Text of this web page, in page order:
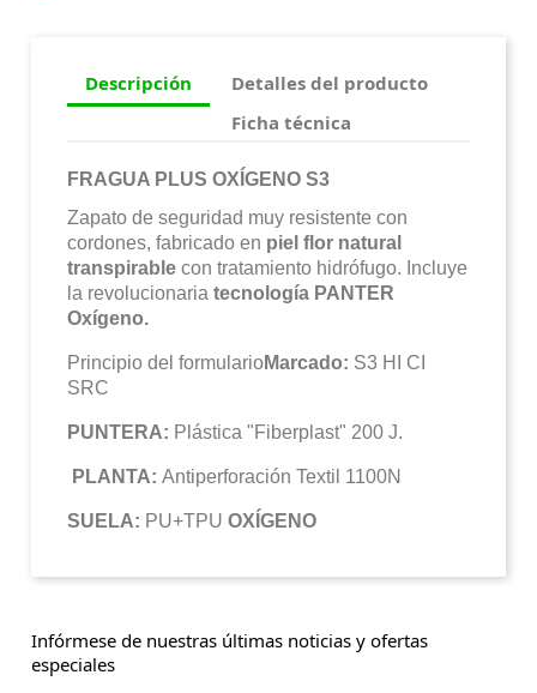
Descripción
Detalles del producto
Ficha técnica
FRAGUA PLUS OXÍGENO S3
Zapato de seguridad muy resistente con
cordones, fabricado en piel flor natural
transpirable con tratamiento hidrófugo. Incluye
la revolucionariatecnología PANTER
Oxígeno.
Principio del formularioMarcado: S3 HI CI
SRC
PUNTERA: Plástica "Fiberplast" 200 J.
PLANTA:Antiperforación Textil 1100N
SUELA: PU+TPUOXÍGENO
Infórmese de nuestras últimas noticias y ofertas
especiales